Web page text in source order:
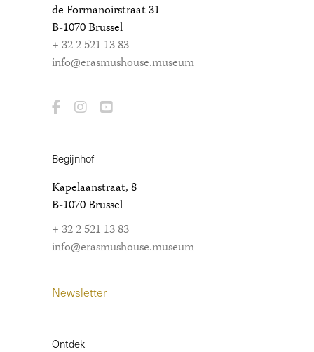
de Formanoirstraat 31
B-1070 Brussel
+ 32 2 521 13 83
info@erasmushouse.museum
Begijnhof
Kapelaanstraat, 8
B-1070 Brussel
+ 32 2 521 13 83
info@erasmushouse.museum
Newsletter
Ontdek